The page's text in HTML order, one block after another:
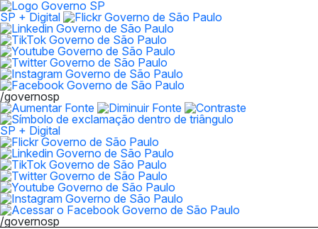
SP + Digital
/governosp
SP + Digital
/governosp